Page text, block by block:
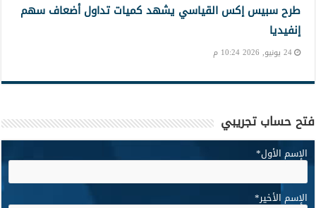
طرح سبيس إكس القياسي يشهد كميات تداول أضعاف سهم
إنفيديا
24 يونيو, 2026 10:24 م
فتح حساب تجريبي
الإسم الأول*
الإسم الأخير*